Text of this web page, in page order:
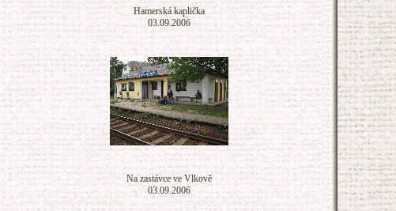
Hamerská kaplička
03.09.2006
Na zastávce ve Vlkově
03.09.2006